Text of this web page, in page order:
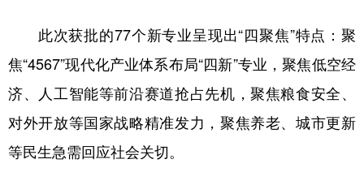
会展 彩票 娱乐 时尚
亚太网 上市公司 投教基地
此次获批的77个新专业呈现出“四聚焦”特点：聚
焦“4567”现代化产业体系布局“四新”专业，聚焦低空经
济、人工智能等前沿赛道抢占先机，聚焦粮食安全、
对外开放等国家战略精准发力，聚焦养老、城市更新
等民生急需回应社会关切。